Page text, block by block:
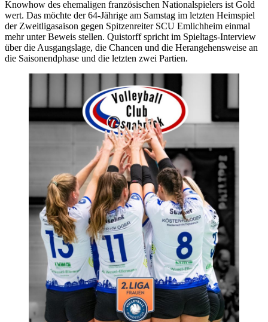
Knowhow des ehemaligen französischen Nationalspielers ist Gold
wert. Das möchte der 64-Jährige am Samstag im letzten Heimspiel
der Zweitligasaison gegen Spitzenreiter SCU Emlichheim einmal
mehr unter Beweis stellen. Quistorff spricht im Spieltags-Interview
über die Ausgangslage, die Chancen und die Herangehensweise an
die Saisonendphase und die letzten zwei Partien.